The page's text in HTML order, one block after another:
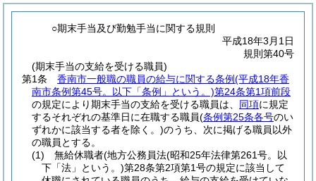
○期末手当及び勤勉手当に関する規則
平成18年3月1日
規則第40号
(期末手当の支給を受ける職員)
第1条
香南市一般職の職員の給与に関する条例(平成18年香
南市条例第45号。以下「条例」という。)第24条第1項前段
の規定により期末手当の支給を受ける職員は、 同項に規定
するそれぞれの基準日に在職する職員(条例第25条各号のい
ずれかに該当する者を除く。)のうち、次に掲げる職員以外
の職員とする。
(1)
無給休職者(地方公務員法(昭和25年法律第261号。以
下「法」という。)第28条第2項第1号の規定に該当して